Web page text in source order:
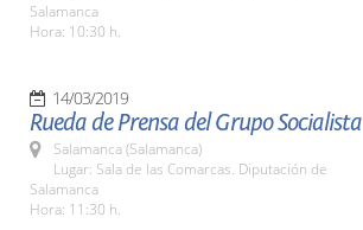
Salamanca
Hora: 10:30 h.
14/03/2019
Rueda de Prensa del Grupo Socialista
Salamanca (Salamanca)
Lugar: Sala de las Comarcas. Diputación de
Salamanca
Hora: 11:30 h.